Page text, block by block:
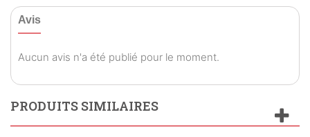
Avis
Aucun avis n'a été publié pour le moment.
PRODUITS SIMILAIRES